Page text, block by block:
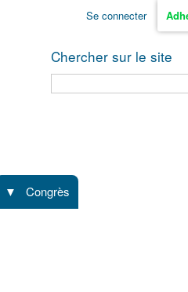
Se connecter
Chercher sur le site
Congrès